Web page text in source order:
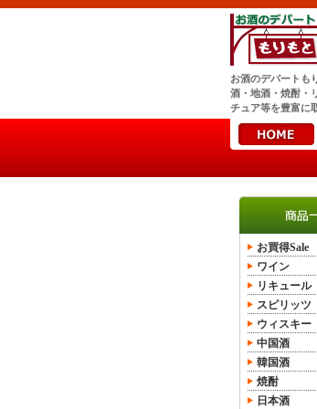
お酒のデパートも
酒・地酒・焼酎・
チュア等を豊富に
お買得Sale
ワイン
リキュール
スピリッツ
ウィスキー
中国酒
韓国酒
焼酎
日本酒